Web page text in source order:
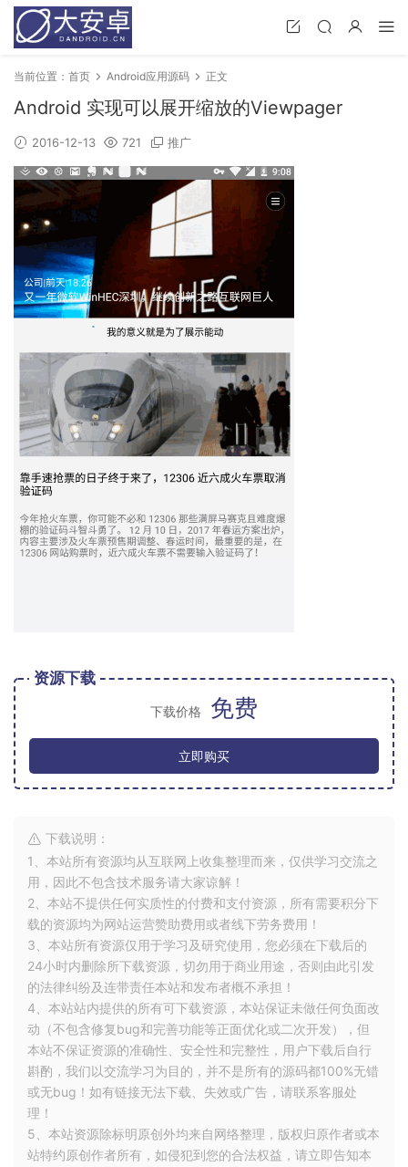
当前位置： 首页 Android应用源码 正文
Android 实现可以展开缩放的Viewpager
2016-12-13 721 推广
资源下载
下载价格 免费
立即购买
下载说明：
1、本站所有资源均从互联网上收集整理而来，仅供学习交流之
用，因此不包含技术服务请大家谅解！
2、本站不提供任何实质性的付费和支付资源，所有需要积分下
载的资源均为网站运营赞助费用或者线下劳务费用！
3、本站所有资源仅用于学习及研究使用，您必须在下载后的
24小时内删除所下载资源，切勿用于商业用途，否则由此引发
的法律纠纷及连带责任本站和发布者概不承担！
4、本站站内提供的所有可下载资源，本站保证未做任何负面改
动（不包含修复bug和完善功能等正面优化或二次开发），但
本站不保证资源的准确性、安全性和完整性，用户下载后自行
斟酌，我们以交流学习为目的，并不是所有的源码都100%无错
或无bug！如有链接无法下载、失效或广告，请联系客服处
理！
5、本站资源除标明原创外均来自网络整理，版权归原作者或本
站特约原创作者所有，如侵犯到您的合法权益，请立即告知本